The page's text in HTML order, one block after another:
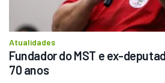
Atualidades
Fundador do MST e ex-
70 anos